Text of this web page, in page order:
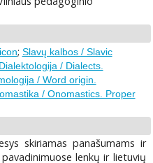
; Slavų kalbos / Slavic
/ Dialects.
/ Word origin.
/ Onomastics. Proper
skiriamas panašumams ir
lenkų ir lietuvių